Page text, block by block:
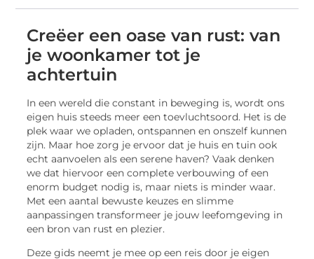
Creëer een oase van rust: van
je woonkamer tot je
achtertuin
In een wereld die constant in beweging is, wordt ons
eigen huis steeds meer een toevluchtsoord. Het is de
plek waar we opladen, ontspannen en onszelf kunnen
zijn. Maar hoe zorg je ervoor dat je huis en tuin ook
echt aanvoelen als een serene haven? Vaak denken
we dat hiervoor een complete verbouwing of een
enorm budget nodig is, maar niets is minder waar.
Met een aantal bewuste keuzes en slimme
aanpassingen transformeer je jouw leefomgeving in
een bron van rust en plezier.
Deze gids neemt je mee op een reis door je eigen